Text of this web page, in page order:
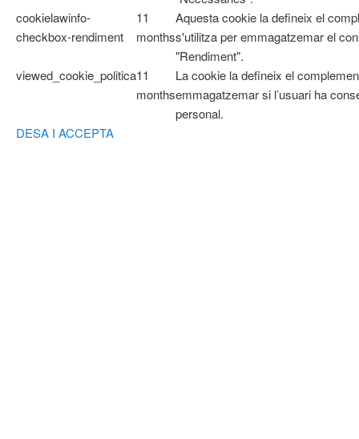
cookielawinfo-
checkbox-rendiment
11
months
Aquesta cookie la defineix el
s'utilitza per emmagatzemar el
"Rendiment".
viewed_cookie_politica11
months
La cookie la defineix el
emmagatzemar si l’usuari ha
personal.
DESA I ACCEPTA